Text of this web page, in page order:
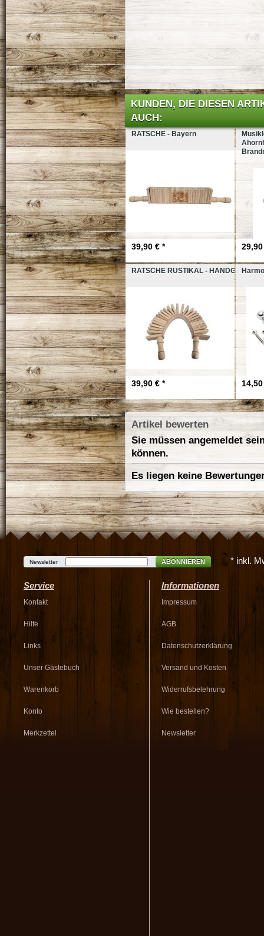
KUNDEN, DIE DIESEN
AUCH:
RATSCHE - Bayern
39,90 € *
RATSCHE RUSTIKAL -
39,90 € *
Artikel bewerten
Sie müssen angemeldet
können.
Es liegen keine
Newsletter ABONNIEREN * inkl.
Service
Kontakt
Hilfe
Links
Unser Gästebuch
Warenkorb
Konto
Merkzettel
Informationen
Impressum
AGB
Datenschutzerklärung
Versand und Kosten
Widerrufsbelehrung
Wie bestellen?
Newsletter